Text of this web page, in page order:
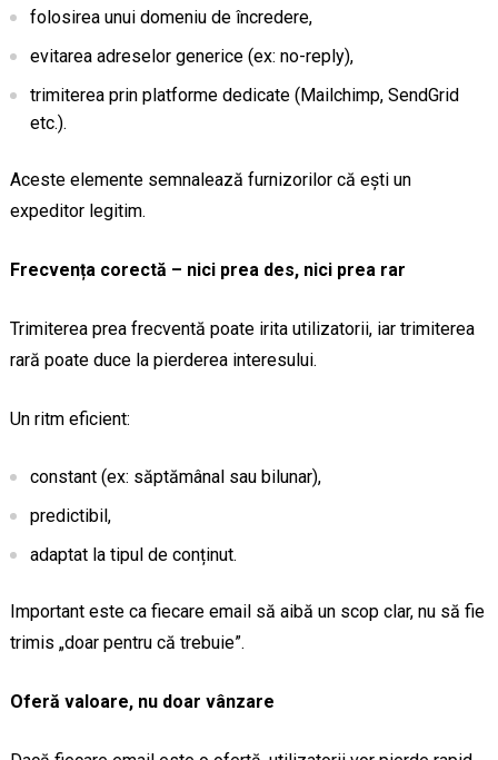
folosirea unui domeniu de încredere,
evitarea adreselor generice (ex: no-reply),
trimiterea prin platforme dedicate (Mailchimp, SendGrid
etc.).
Aceste elemente semnalează furnizorilor că ești un
expeditor legitim.
Frecvența corectă – nici prea des, nici prea rar
Trimiterea prea frecventă poate irita utilizatorii, iar trimiterea
rară poate duce la pierderea interesului.
Un ritm eficient:
constant (ex: săptămânal sau bilunar),
predictibil,
adaptat la tipul de conținut.
Important este ca fiecare email să aibă un scop clar, nu să fie
trimis „doar pentru că trebuie”.
Oferă valoare, nu doar vânzare